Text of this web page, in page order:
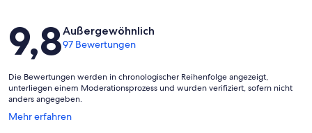
Bewertungen
9,8Außergewöhnlich
97 Bewertungen
Die Bewertungen werden in chronologischer Reihenfolge angezeigt,
unterliegen einem Moderationsprozess und wurden verifiziert, sofern nicht
anders angegeben.
Mehr erfahren
Wird